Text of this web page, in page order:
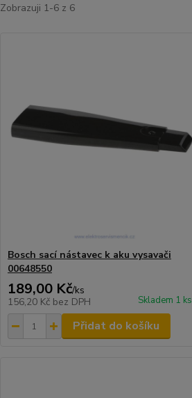
Zobrazuji 1-6 z 6
Bosch sací nástavec k aku vysavači
00648550
189,00 Kč/ks
156,20 Kč bez DPH Skladem 1 ks
Přidat do košíku